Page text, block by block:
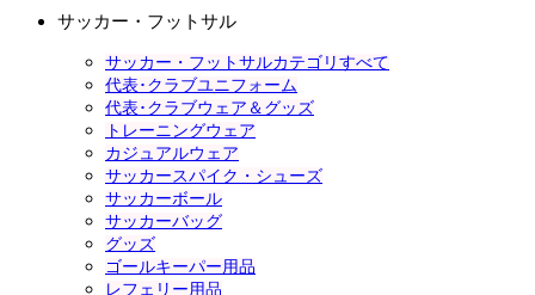
サッカー・フットサル
サッカー・フットサルカテゴリすべて
代表･クラブユニフォーム
代表･クラブウェア＆グッズ
トレーニングウェア
カジュアルウェア
サッカースパイク・シューズ
サッカーボール
サッカーバッグ
グッズ
ゴールキーパー用品
レフェリー用品